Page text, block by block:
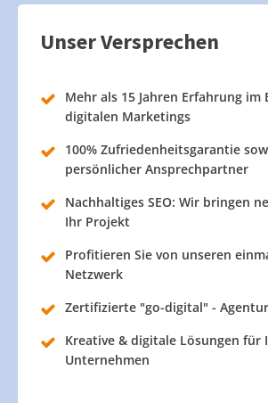
Unser Versprechen
Mehr als 15 Jahren Erfahrung im
digitalen Marketings
100% Zufriedenheitsgarantie
persönlicher Ansprechpartner
Nachhaltiges SEO: Wir bringen
Ihr Projekt
Profitieren Sie von unseren
Netzwerk
Zertifizierte "go-digital" - Agentur
Kreative & digitale Lösungen für
Unternehmen